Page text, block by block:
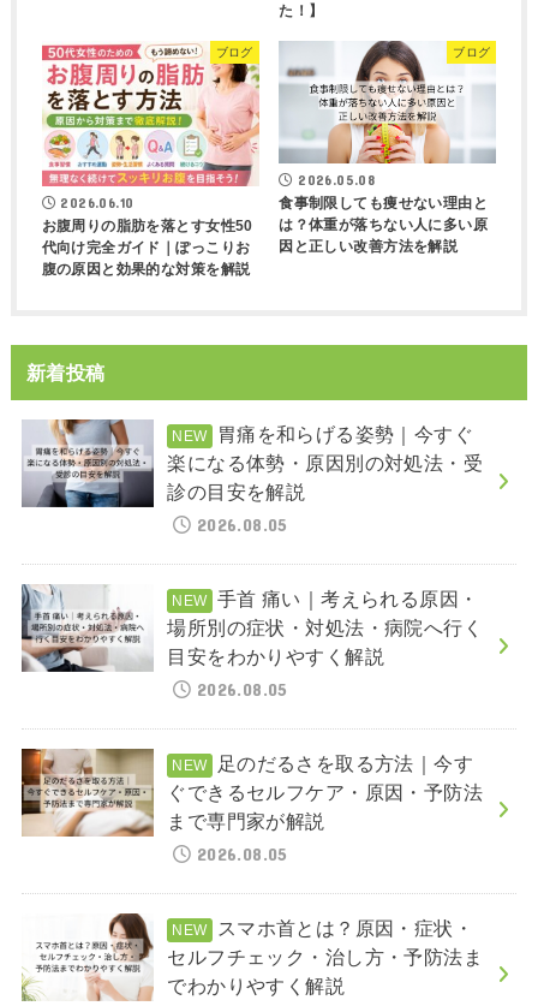
た！】
ブログ
2026.06.10
お腹周りの脂肪を落とす女性50
代向け完全ガイド｜ぽっこりお
腹の原因と効果的な対策を解説
ブログ
2026.05.08
食事制限しても痩せない理由と
は？体重が落ちない人に多い原
因と正しい改善方法を解説
新着投稿
胃痛を和らげる姿勢｜今すぐ
楽になる体勢・原因別の対処法・受
診の目安を解説
2026.08.05
手首 痛い｜考えられる原因・
場所別の症状・対処法・病院へ行く
目安をわかりやすく解説
2026.08.05
足のだるさを取る方法｜今す
ぐできるセルフケア・原因・予防法
まで専門家が解説
2026.08.05
スマホ首とは？原因・症状・
セルフチェック・治し方・予防法ま
でわかりやすく解説